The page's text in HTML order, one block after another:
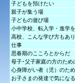
子どもを預けたい
親子が集う場
子どもの遊び場
小中学校、転入学・進学
高校、こんな学び方もあ
仕事
思春期のこころとからだ
母子･父子家庭の方のため
心身障がい者（児）のた
お子さまの発達で気にな